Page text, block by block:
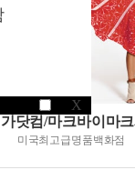
X
닷컴/마크바이마
미국최고급명품백화점